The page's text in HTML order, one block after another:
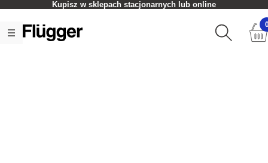
Kupisz w sklepach stacjonarnych lub online